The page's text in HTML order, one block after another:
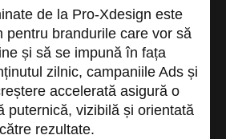
de la Pro-Xdesign este
pentru brandurile care vor să
și să se impună în fața
zilnic, campaniile Ads și
accelerată asigură o
puternică, vizibilă și orientată
către rezultate.